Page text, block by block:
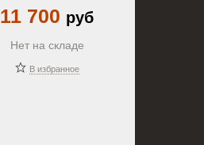
11 700 руб
Нет на складе
В избранное